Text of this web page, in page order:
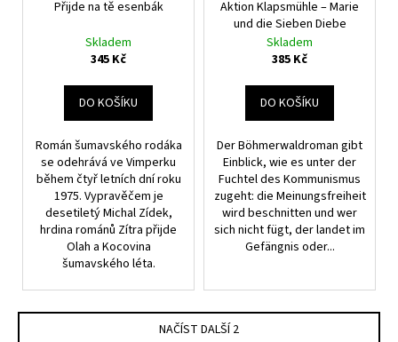
Přijde na tě esenbák
Skladem
345 Kč
DO KOŠÍKU
Román šumavského rodáka
se odehrává ve Vimperku
během čtyř letních dní roku
1975. Vypravěčem je
desetiletý Michal Zídek,
hrdina románů Zítra přijde
Olah a Kocovina
šumavského léta.
Aktion Klapsmühle – Marie
und die Sieben Diebe
Skladem
385 Kč
DO KOŠÍKU
Der Böhmerwaldroman gibt
Einblick, wie es unter der
Fuchtel des Kommunismus
zugeht: die Meinungsfreiheit
wird beschnitten und wer
sich nicht fügt, der landet im
Gefängnis oder...
NAČÍST DALŠÍ 2